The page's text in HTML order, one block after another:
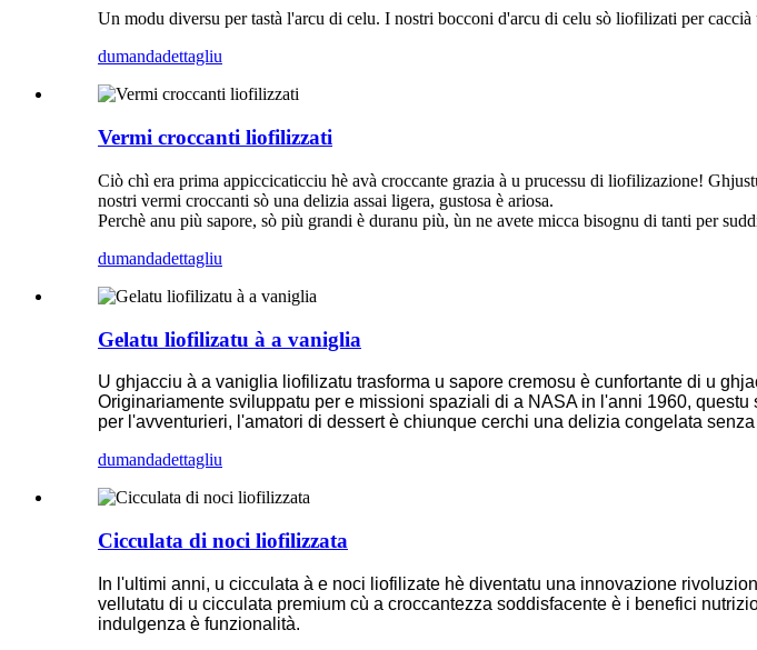
Un modu diversu per tastà l'arcu di celu. I nostri bocconi d'arcu di celu sò liofilizati per
dumandadettagliu
Vermi croccanti liofilizzati
Ciò chì era prima appiccicaticciu hè avà croccante grazia à u prucessu di liofilizazione!
nostri vermi croccanti sò una delizia assai ligera, gustosa è ariosa.
Perchè anu più sapore, sò più grandi è duranu più, ùn ne avete micca bisognu di tanti per
dumandadettagliu
Gelatu liofilizatu à a vaniglia
U ghjacciu à a vaniglia liofilizatu trasforma u sapore cremosu è cunfortante di u
Originariamente sviluppatu per e missioni spaziali di a NASA in l'anni 1960,
per l'avventurieri, l'amatori di dessert è chiunque cerchi una delizia congelata
dumandadettagliu
Cicculata di noci liofilizzata
In l'ultimi anni, u cicculata à e noci liofilizate hè diventatu una innovazione
vellutatu di u cicculata premium cù a croccantezza soddisfacente è i benefici
indulgenza è funzionalità.